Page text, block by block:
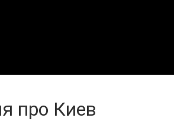
про Киев